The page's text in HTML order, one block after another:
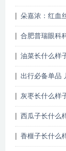
朵嘉浓：红血
合肥普瑞眼科
油菜长什么样
出行必备单品
灰枣长什么样
西瓜子长什么
香榧子长什么